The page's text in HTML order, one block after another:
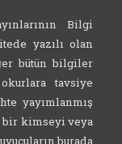
Bilgi
yazılı olan
bütün bilgiler
tavsiye
yayımlanmış
kimseyi veya
burada